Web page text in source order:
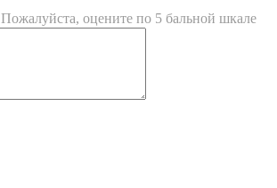
Пожалуйста, оцените по 5 бальной шкале